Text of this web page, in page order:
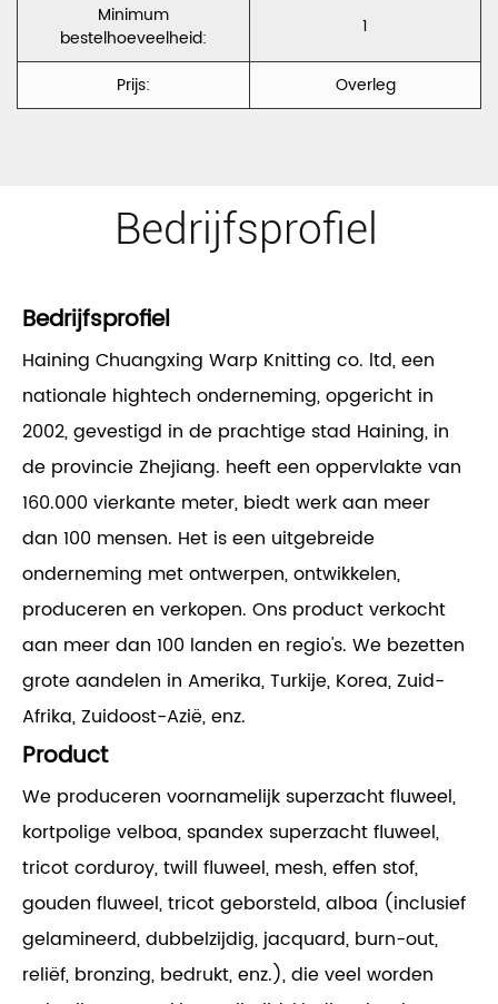
Minimum
bestelhoeveelheid:
1
Prijs: Overleg
Bedrijfsprofiel
Bedrijfsprofiel
Haining Chuangxing Warp Knitting co. ltd, een
nationale hightech onderneming, opgericht in
2002, gevestigd in de prachtige stad Haining, in
de provincie Zhejiang. heeft een oppervlakte van
160.000 vierkante meter, biedt werk aan meer
dan 100 mensen. Het is een uitgebreide
onderneming met ontwerpen, ontwikkelen,
produceren en verkopen. Ons product verkocht
aan meer dan 100 landen en regio's. We bezetten
grote aandelen in Amerika, Turkije, Korea, Zuid-
Afrika, Zuidoost-Azië, enz.
Product
We produceren voornamelijk superzacht fluweel,
kortpolige velboa, spandex superzacht fluweel,
tricot corduroy, twill fluweel, mesh, effen stof,
gouden fluweel, tricot geborsteld, alboa (inclusief
gelamineerd, dubbelzijdig, jacquard, burn-out,
reliëf, bronzing, bedrukt, enz.), die veel worden